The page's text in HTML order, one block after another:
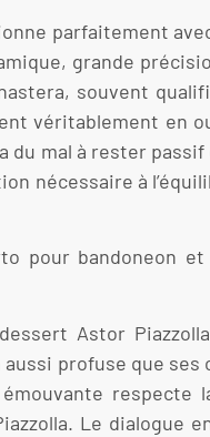
parfaitement
grande
souvent
véritablement en
mal à rester
nécessaire à
pour bandoneon
Astor
profuse que
Le